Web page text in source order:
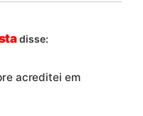
disse:
acreditei em